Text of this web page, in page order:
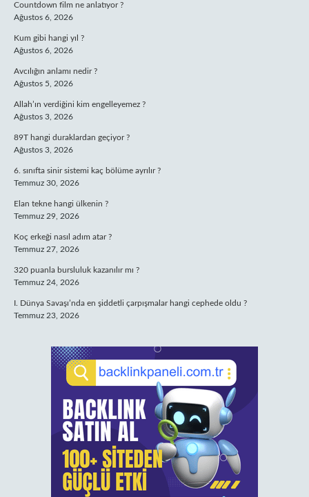
Countdown film ne anlatıyor ?
Ağustos 6, 2026
Kum gibi hangi yıl ?
Ağustos 6, 2026
Avcılığın anlamı nedir ?
Ağustos 5, 2026
Allah’ın verdiğini kim engelleyemez ?
Ağustos 3, 2026
89T hangi duraklardan geçiyor ?
Ağustos 3, 2026
6. sınıfta sinir sistemi kaç bölüme ayrılır ?
Temmuz 30, 2026
Elan tekne hangi ülkenin ?
Temmuz 29, 2026
Koç erkeği nasıl adım atar ?
Temmuz 27, 2026
320 puanla bursluluk kazanılır mı ?
Temmuz 24, 2026
I. Dünya Savaşı’nda en şiddetli çarpışmalar hangi cephede oldu ?
Temmuz 23, 2026